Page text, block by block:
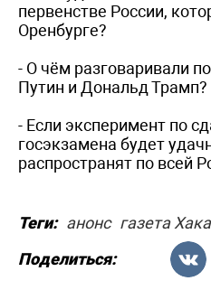
первенстве России,
Оренбурге?
- О чём разговаривали
Путин и Дональд Трамп?
- Если эксперимент по
госэкзамена будет
распространят по всей
Теги: анонс газета
Поделиться: